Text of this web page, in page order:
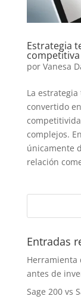
Estrategia
por Vanesa
La
convertido
complejos.
únicamente
relación
Entradas
Herramienta
antes de
Sage 200 vs